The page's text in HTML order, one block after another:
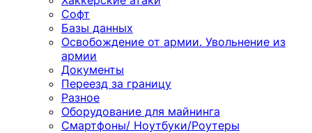
Софт
Базы данных
Освобождение от армии. Увольнение из
армии
Документы
Переезд за границу
Разное
Оборудование для майнинга
Смартфоны/ Ноутбуки/Роутеры